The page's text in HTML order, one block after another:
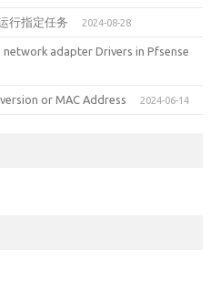
行指定任务 2024-08-28
adapter Drivers in Pfsense
or MAC Address 2024-06-14